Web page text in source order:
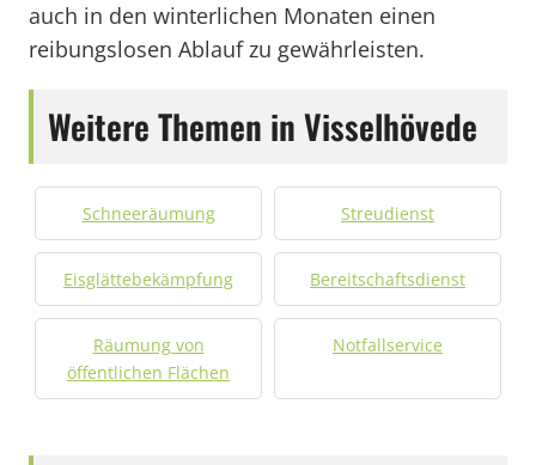
auch in den winterlichen Monaten einen
reibungslosen Ablauf zu gewährleisten.
Weitere Themen in Visselhövede
Schneeräumung Streudienst
Eisglättebekämpfung Bereitschaftsdienst
Räumung von
öffentlichen Flächen
Notfallservice